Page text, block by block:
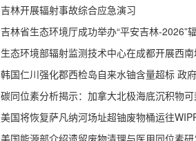
吉林开展辐射事故综合应急演习
吉林省生态环境厅成功举办“平安吉林-2026”
生态环境部辐射监测技术中心在成都开展西
美国将恢复萨凡纳河场址超铀废物桶运往